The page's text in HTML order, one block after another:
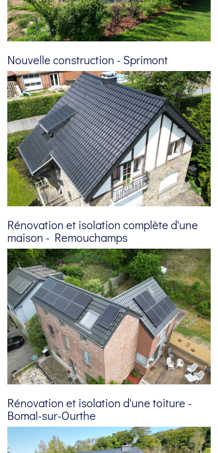
Nouvelle construction - Sprimont
Rénovation et isolation complète d'une
maison - Remouchamps
Rénovation et isolation d'une toiture -
Bomal-sur-Ourthe